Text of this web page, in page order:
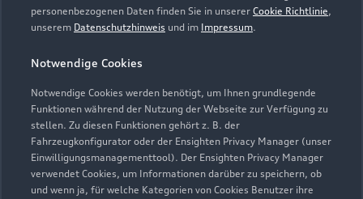
personenbezogenen Daten finden Sie in unserer Cookie Richtlinie,
unserem Datenschutzhinweis und im Impressum.
Notwendige Cookies
Notwendige Cookies werden benötigt, um Ihnen grundlegende
Funktionen während der Nutzung der Webseite zur Verfügung zu
stellen. Zu diesen Funktionen gehört z. B. der
Fahrzeugkonfigurator oder der Ensighten Privacy Manager (unser
Einwilligungsmanagementtool). Der Ensighten Privacy Manager
verwendet Cookies, um Informationen darüber zu speichern, ob
und wenn ja, für welche Kategorien von Cookies Benutzer ihre
Zur Inspektion
Zurück nach oben